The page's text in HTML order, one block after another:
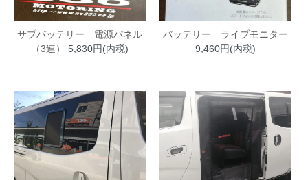
サブバッテリー 電源パネル
（3連）
5,830円(内税)
バッテリー ライブモニター
9,460円(内税)